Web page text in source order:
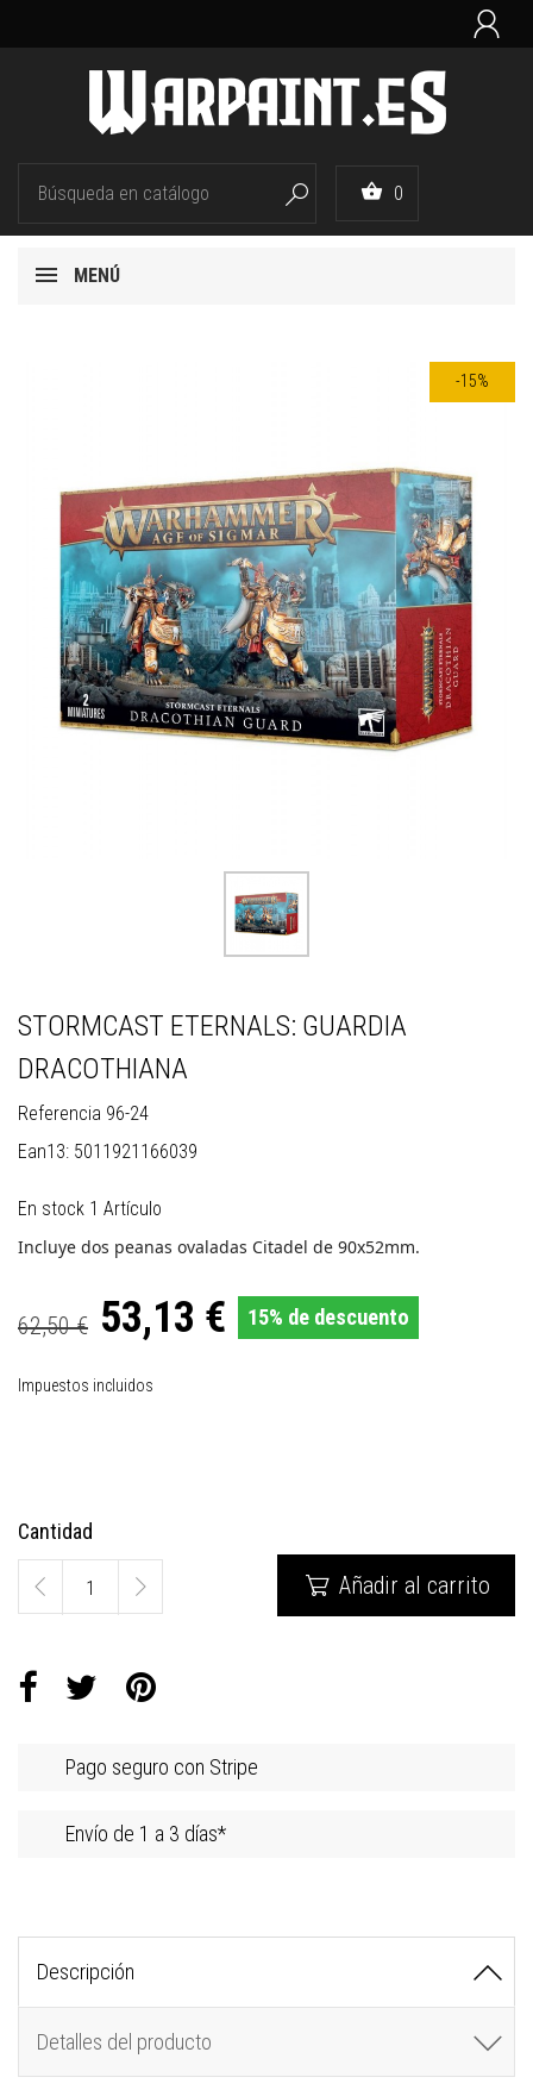

  0
MENÚ
-15%
STORMCAST ETERNALS: GUARDIA
DRACOTHIANA
Referencia 96-24
Ean13: 5011921166039
En stock 1 Artículo
Incluye dos peanas ovaladas Citadel de 90x52mm.
62,50 € 53,13 € 15% de descuento
Impuestos incluidos
Cantidad
 Añadir al carrito
Pago seguro con Stripe
Envío de 1 a 3 días*
Descripción
Detalles del producto